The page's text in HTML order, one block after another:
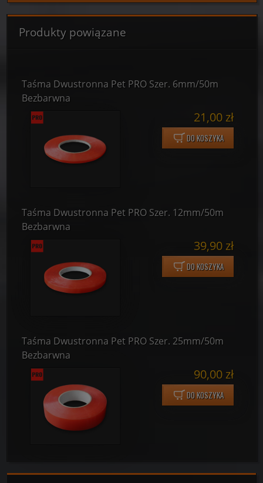
Produkty powiązane
Taśma Dwustronna Pet PRO Szer. 6mm/50m
Bezbarwna
21,00 zł
DO KOSZYKA
Taśma Dwustronna Pet PRO Szer. 12mm/50m
Bezbarwna
39,90 zł
DO KOSZYKA
Taśma Dwustronna Pet PRO Szer. 25mm/50m
Bezbarwna
90,00 zł
DO KOSZYKA